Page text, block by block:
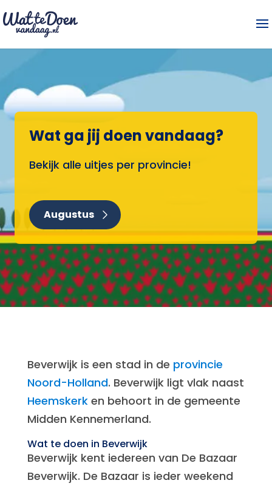
Wat ga jij doen vandaag?
Bekijk alle uitjes per provincie!
Augustus
Beverwijk is een stad in de provincie
Noord-Holland. Beverwijk ligt vlak naast
Heemskerken behoort in de gemeente
Midden Kennemerland.
Wat te doen in Beverwijk
Beverwijk kent iedereen van De Bazaar
Beverwijk. De Bazaar is ieder weekend